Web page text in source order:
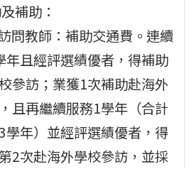
補助：
問教師：補助交通費。連續
年且經評選績優者，得補助
參訪；業獲1次補助赴海外
且再繼續服務1學年（合計
學年）並經評選績優者，得
2次赴海外學校參訪，並採